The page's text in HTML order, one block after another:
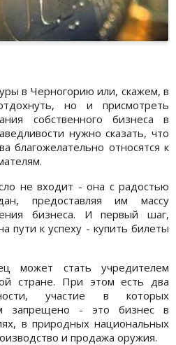
в Черногорию или, скажем, в
но и присмотреть
собственного бизнеса в
нужно сказать, что
благожелательно относятся к
не входит - она с радостью
предоставляя им массу
бизнеса. И первый шаг,
пути к успеху - купить билеты
может стать учредителем
стране. При этом есть два
участие в которых
запрещено - это бизнес в
в природных национальных
и продажа оружия.